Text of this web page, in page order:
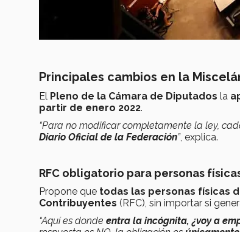
Principales cambios en la
El Pleno de la Cámara de Diputados la
partir de enero 2022.
“Para no modificar completamente la ley,
Diario Oficial de la Federación”, explica.
RFC obligatorio para personas
Propone que todas las personas físicas
Contribuyentes (RFC), sin importar si
“Aquí es donde entra la incógnita, ¿voy a